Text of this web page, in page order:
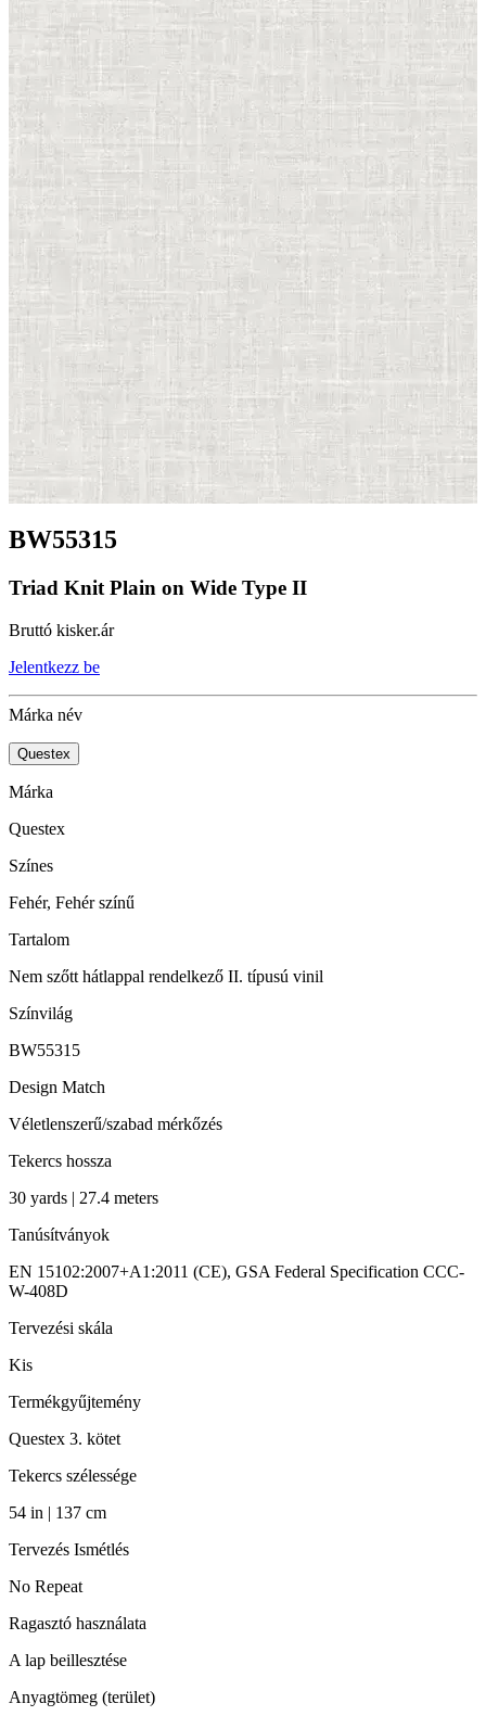
BW55315
Triad Knit Plain on Wide Type II
Bruttó kisker.ár
Jelentkezz be
Márka név
Questex
Márka
Questex
Színes
Fehér, Fehér színű
Tartalom
Nem szőtt hátlappal rendelkező II. típusú vinil
Színvilág
BW55315
Design Match
Véletlenszerű/szabad mérkőzés
Tekercs hossza
30 yards | 27.4 meters
Tanúsítványok
EN 15102:2007+A1:2011 (CE), GSA Federal Specification CCC-
W-408D
Tervezési skála
Kis
Termékgyűjtemény
Questex 3. kötet
Tekercs szélessége
54 in | 137 cm
Tervezés Ismétlés
No Repeat
Ragasztó használata
A lap beillesztése
Anyagtömeg (terület)